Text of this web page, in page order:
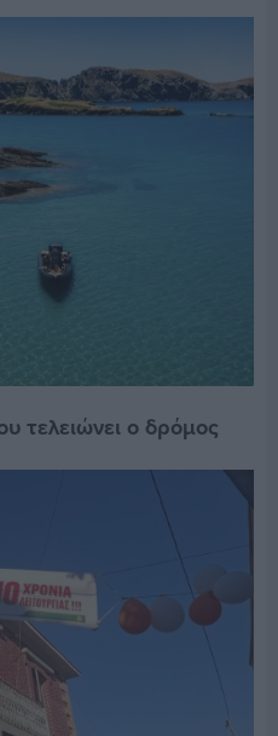
τελειώνει ο δρόμος